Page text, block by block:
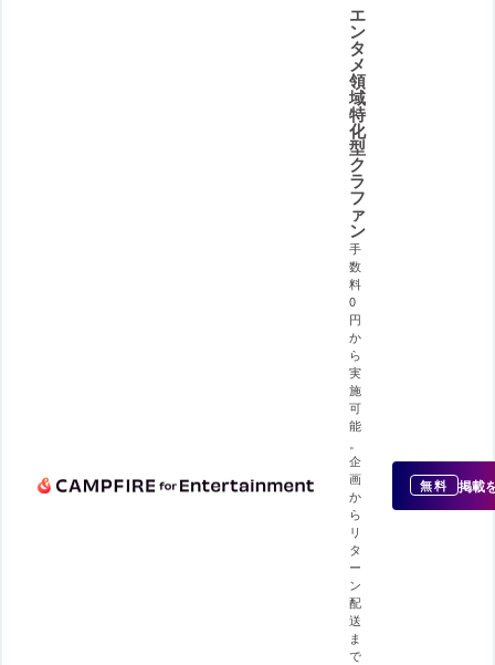
エ
ン
タ
メ
領
域
特
化
型
ク
ラ
フ
ァ
ン
手
数
料
0
円
か
ら
実
施
可
能
企
画
か
ら
リ
タ
ー
ン
配
送
ま
で
無料 掲載